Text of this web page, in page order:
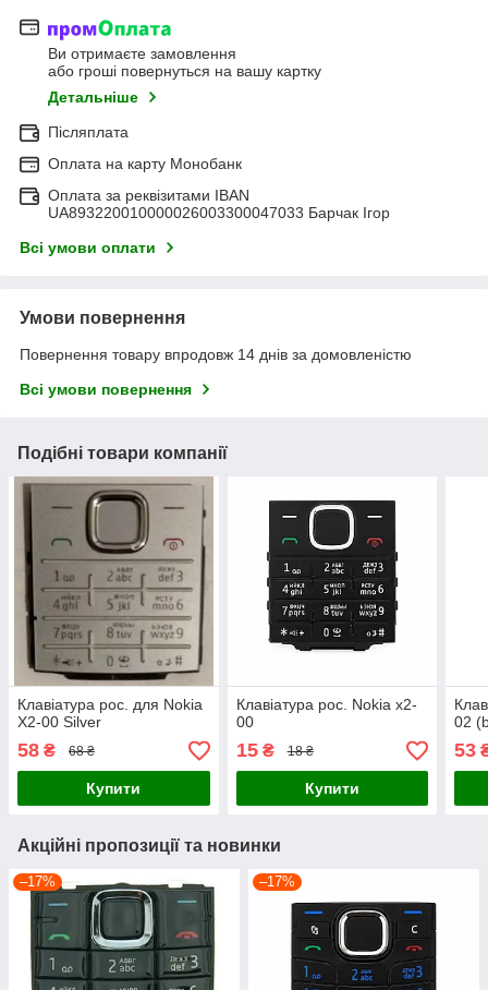
Ви отримаєте замовлення
або гроші повернуться на вашу картку
Детальніше
Післяплата
Оплата на карту Монобанк
Оплата за реквізитами IBAN
UA893220010000026003300047033 Барчак Ігор
Всі умови оплати
Умови повернення
Повернення товару впродовж 14 днів за домовленістю
Всі умови повернення
Подібні товари компанії
Клавіатура рос. для Nokia
X2-00 Silver
58 ₴ 68 ₴
Купити
Клавіатура рос. Nokia x2-
00
15₴ 18 ₴
Купити
02
53
Акційні пропозиції та новинки
–17% –17%